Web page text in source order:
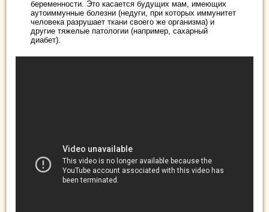
беременности. Это касается будущих мам, имеющих
аутоиммунные болезни (недуги, при которых иммунитет
человека разрушает ткани своего же организма) и
другие тяжелые патологии (например, сахарный
диабет).